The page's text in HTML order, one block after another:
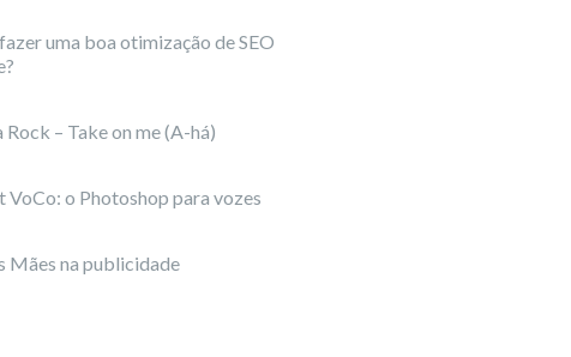
uma boa otimização de SEO
– Take on me (A-há)
VoCo: o Photoshop para vozes
Mães na publicidade